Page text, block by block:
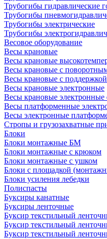
Трубогибы гидравлические
Трубогибы
Трубогибы электрические
Трубогибы
Весовое оборудование
Весы крановые
Весы крановые
Весы крановые с
Весы крановые с
Весы крановые электронные
Весы крановые электронные
Весы платформенные
Весы электронные
Стропы и грузозахватные
Блоки
Блоки монтажные БМ
Блоки монтажные с крюком
Блоки монтажные с ушком
Блоки с площадкой
Блоки усиления лебедки
Полиспасты
Буксиры канатные
Буксиры ленточные
Буксир текстильный
Буксир текстильный
Буксир текстильный